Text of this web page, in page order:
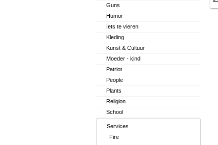
Guns
Humor
Iets te vieren
Kleding
Kunst & Cultuur
Moeder - kind
Patriot
People
Plants
Religion
School
Services
Fire